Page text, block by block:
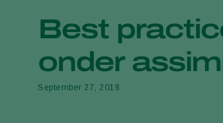
Best
onder
September 27, 2018